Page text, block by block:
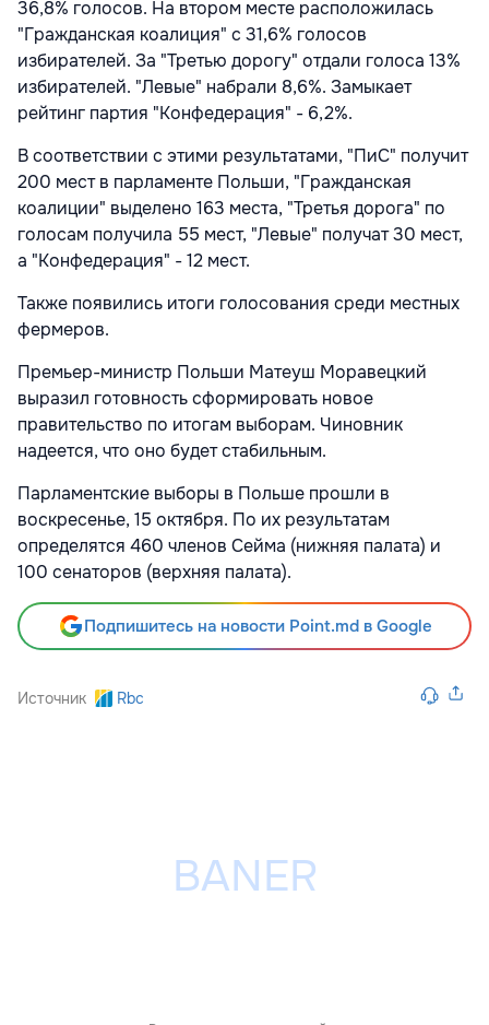
36,8% голосов. На втором месте расположилась
"Гражданская коалиция" с 31,6% голосов
избирателей. За "Третью дорогу" отдали голоса 13%
избирателей. "Левые" набрали 8,6%. Замыкает
рейтинг партия "Конфедерация" - 6,2%.
В соответствии с этими результатами, "ПиС" получит
200 мест в парламенте Польши, "Гражданская
коалиции" выделено 163 места, "Третья дорога" по
голосам получила 55 мест, "Левые" получат 30 мест,
а "Конфедерация" - 12 мест.
Также появились итоги голосования среди местных
фермеров.
Премьер-министр Польши Матеуш Моравецкий
выразил готовность сформировать новое
правительство по итогам выборам. Чиновник
надеется, что оно будет стабильным.
Парламентские выборы в Польше прошли в
воскресенье, 15 октября. По их результатам
определятся 460 членов Сейма (нижняя палата) и
100 сенаторов (верхняя палата).
Подпишитесь на новости Point.md в Google
Источник Rbc